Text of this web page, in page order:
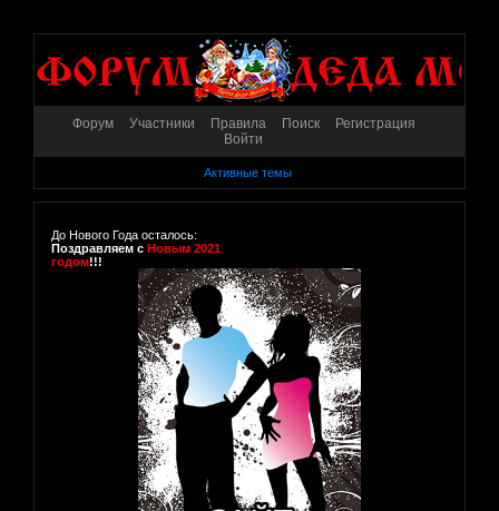
Форум Участники Правила Поиск
Регистрация
Войти
Активные темы
До Нового Года осталось:
Поздравляем с Новым 2021
годом!!!